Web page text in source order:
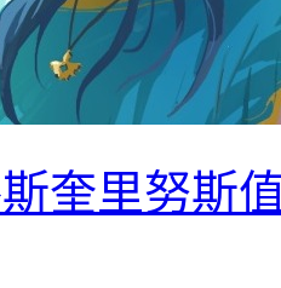
奎里努斯